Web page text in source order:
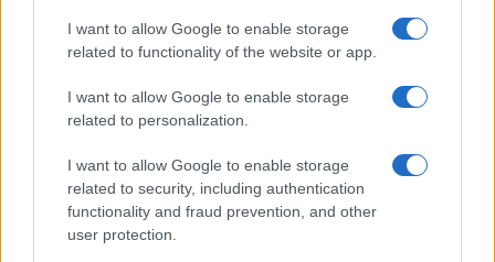
I want to allow Google to enable storage
related to functionality of the website or app.
I want to allow Google to enable storage
related to personalization.
I want to allow Google to enable storage
related to security, including authentication
functionality and fraud prevention, and other
user protection.
La Posta
10 Agosto 2026, 20:00
1.4k